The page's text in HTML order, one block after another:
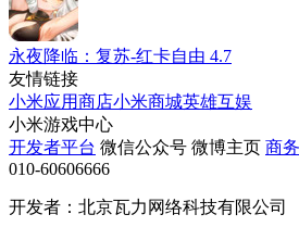
永夜降临：复苏-红卡自由 4.7
友情链接
小米应用商店小米商城英雄互娱
小米游戏中心
开发者平台 微信公众号 微博主页 商
010-60606666
开发者：北京瓦力网络科技有限公司